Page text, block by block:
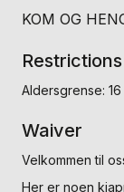
KOM OG
Restrictions
Aldersgrense: 16
Waiver
Velkommen til
Her er noen